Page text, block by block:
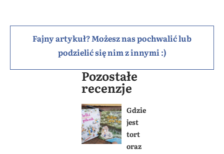
Fajny artykuł? Możesz nas pochwalić lub
podzielić się nim z innymi :)
Pozostałe
recenzje
Gdzie
jest
tort
oraz